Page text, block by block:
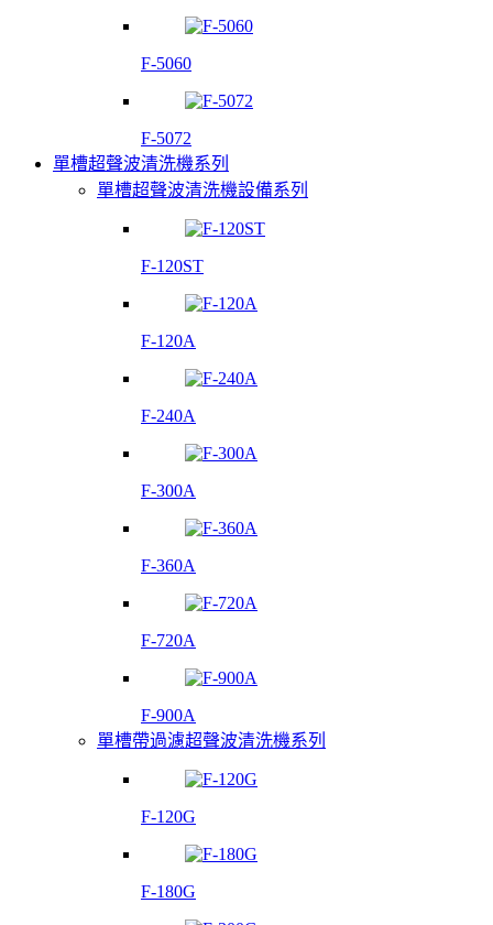
F-5060
F-5072
單槽超聲波清洗機系列
單槽超聲波清洗機設備系列
F-120ST
F-120A
F-240A
F-300A
F-360A
F-720A
F-900A
單槽帶過濾超聲波清洗機系列
F-120G
F-180G